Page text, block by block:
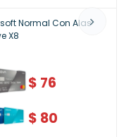
Normal Con Alas
X8
$ 76
$ 80